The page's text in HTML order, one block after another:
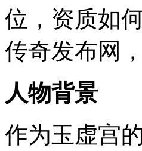
位，资质如
传奇发布网
人物背景
作为玉虚宫